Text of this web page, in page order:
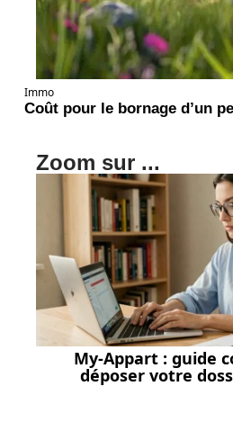
Immo
Coût pour le bornage d’un
Zoom sur ...
My-Appart : guide
déposer votre